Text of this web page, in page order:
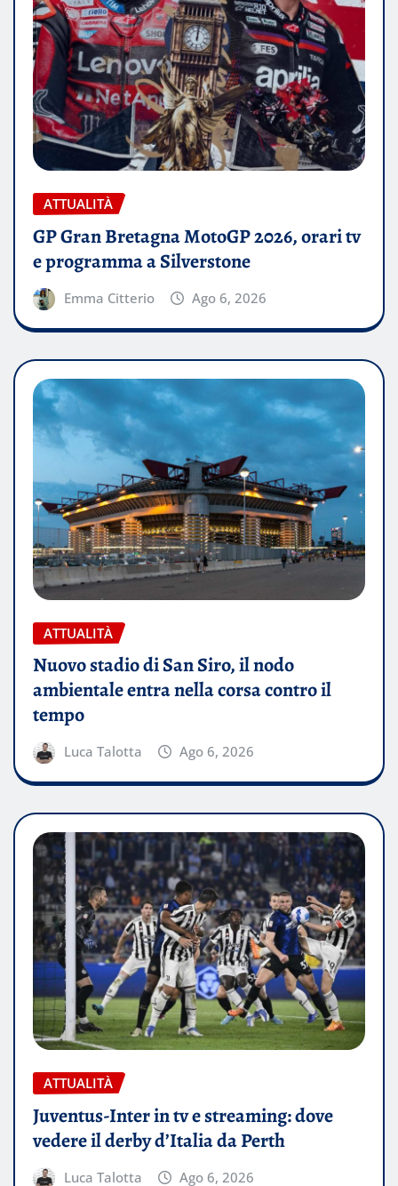
ATTUALITÀ
GP Gran Bretagna MotoGP 2026, orari tv
e programma a Silverstone
Emma Citterio Ago 6, 2026
ATTUALITÀ
Nuovo stadio di San Siro, il nodo
ambientale entra nella corsa contro il
tempo
Luca Talotta Ago 6, 2026
ATTUALITÀ
Juventus-Inter in tv e streaming: dove
vedere il derby d’Italia da Perth
Luca Talotta Ago 6, 2026